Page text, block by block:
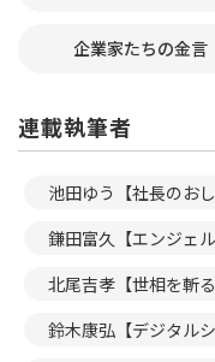
企業家たちの金言
連載執筆者
池田ゆう【社長のおし
鎌田富久【エンジェル
北尾吉孝【世相を斬る
鈴木康弘【デジタル